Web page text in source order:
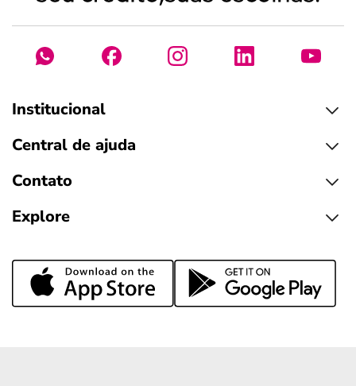
Institucional
Central de ajuda
Contato
Explore